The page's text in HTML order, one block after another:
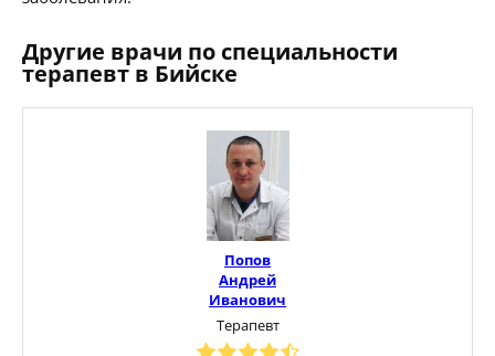
Другие врачи по специальности
терапевт в Бийске
Попов
Андрей
Иванович
Терапевт